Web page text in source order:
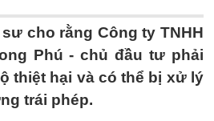
cho rằng Công ty TNHH
Phú - chủ đầu tư phải
thiệt hại và có thể bị xử lý
trái phép.